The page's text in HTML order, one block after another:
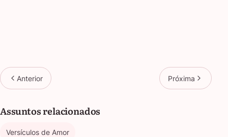
Anterior Próxima
Assuntos relacionados
Versículos de Amor